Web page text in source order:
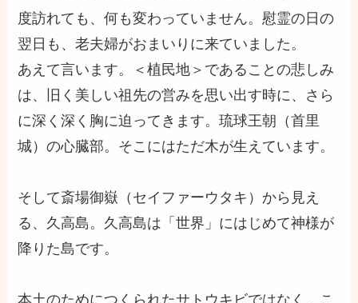
度訪れても、何も変わっていません。慰霊の日の
翌日も、老夫婦がおまいりに来ていました。
あえて言います。＜植民地＞であることの悲しみ
は、旧く美しい祖先の営みを思い出す時に、さら
に深く深く胸に迫ってきます。琉球王朝（首里
城）の心臓部。そこにはただ木が生えています。
そして斎場御嶽（セイファーウタキ）から見え
る、久高島。久高島は「世界」にはじめて神様が
降りた島です。
本土のためにつくられたサトウキビではなく、こ